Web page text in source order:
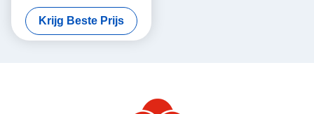
zoutgeur
Krijg Beste Prijs